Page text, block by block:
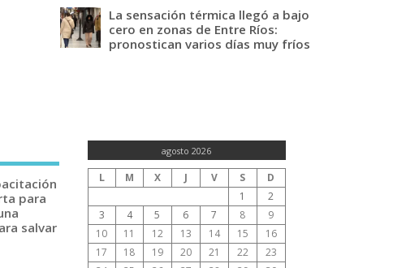
La sensación térmica llegó a bajo
cero en zonas de Entre Ríos:
pronostican varios días muy fríos
para
salvar
agosto 2026
L M X J V S
D
1
2
3
4 5 6 7 8
9
10
11 12 13 14 15
16
17
18 19 20 21 22
23